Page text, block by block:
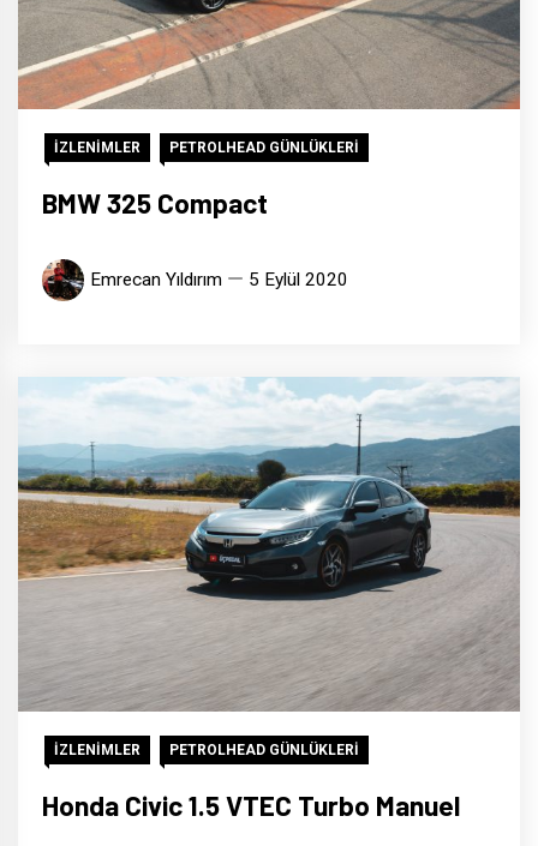
İZLENİMLER PETROLHEAD GÜNLÜKLERİ
BMW 325 Compact
Emrecan Yıldırım 5 Eylül 2020
İZLENİMLER PETROLHEAD GÜNLÜKLERİ
Honda Civic 1.5 VTEC Turbo Manuel